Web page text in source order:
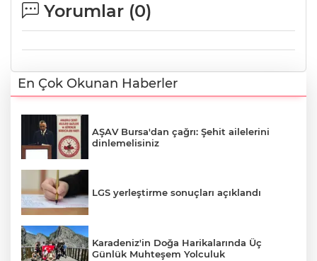
Yorumlar (0)
En Çok Okunan Haberler
AŞAV Bursa'dan çağrı: Şehit ailelerini
dinlemelisiniz
LGS yerleştirme sonuçları açıklandı
Karadeniz'in Doğa Harikalarında Üç
Günlük Muhteşem Yolculuk